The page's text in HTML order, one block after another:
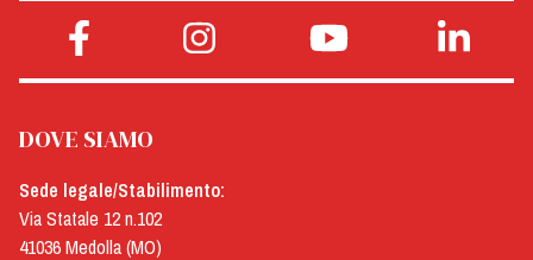
DOVE SIAMO
Sede legale/Stabilimento:
Via Statale 12 n.102
41036 Medolla (MO)